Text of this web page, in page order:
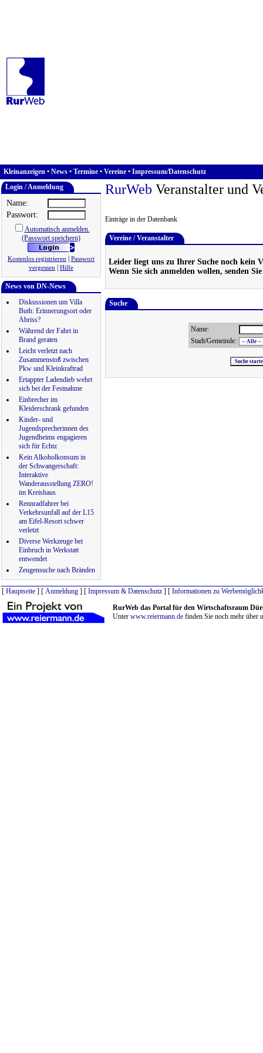
Kleinanzeigen • News • Termine • Vereine • Impressum/Datenschutz
Login / Anmeldung
Name:
Passwort:
Automatisch anmelden.
(Passwort speichern)
Kostenlos registrieren
Passwort
vergessen
Hilfe
News von DN-News
Diskussionen um Villa
Buth: Erinnerungsort oder
Abriss?
Während der Fahrt in
Brand geraten
Leicht verletzt nach
Zusammenstoß zwischen
Pkw und Kleinkraftrad
Ertappter Ladendieb wehrt
sich bei der Festnahme
Einbrecher im
Kleiderschrank gefunden
Kinder- und
Jugendsprecherinnen des
Jugendheims engagieren
sich für Echtz
Kein Alkoholkonsum in
der Schwangerschaft:
Interaktive
Wanderausstellung ZERO!
im Kreishaus
Rennradfahrer bei
Verkehrsunfall auf der L15
am Eifel-Resort schwer
verletzt
Diverse Werkzeuge bei
Einbruch in Werkstatt
entwendet
Zeugensuche nach Bränden
RurWeb Veranstalter und
Einträge in der Datenbank
Vereine / Veranstalter
Leider liegt uns zu Ihrer Suche noch kein
Wenn Sie sich anmelden wollen, senden
Suche
Name:
Stadt/Gemeinde:
[ Hauptseite ] [ Anmeldung ] [ Impressum & Datenschutz ] [ Informationen zu
RurWeb das Portal für den Wirtschaftsraum
Unter www.reiermann.de finden Sie noch mehr über